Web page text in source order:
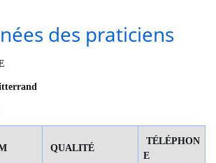
des praticiens
QUALITÉ
TÉLÉPHON
E